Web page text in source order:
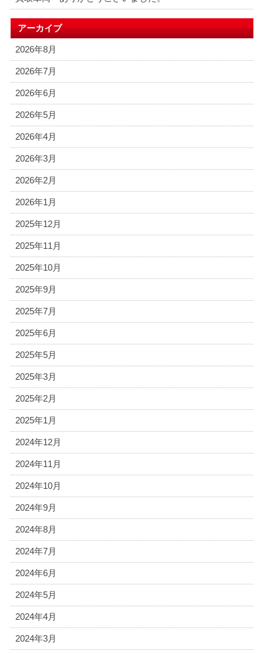
アーカイブ
2026年8月
2026年7月
2026年6月
2026年5月
2026年4月
2026年3月
2026年2月
2026年1月
2025年12月
2025年11月
2025年10月
2025年9月
2025年7月
2025年6月
2025年5月
2025年3月
2025年2月
2025年1月
2024年12月
2024年11月
2024年10月
2024年9月
2024年8月
2024年7月
2024年6月
2024年5月
2024年4月
2024年3月